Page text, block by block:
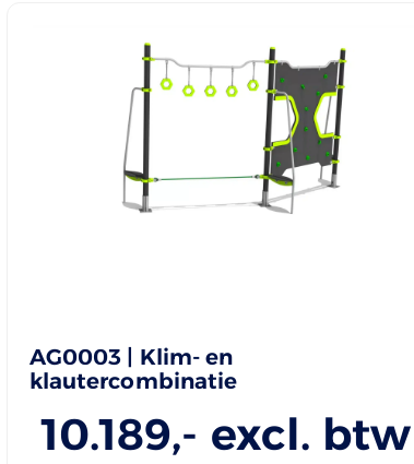
AG0003 | Klim- en
klautercombinatie
10.189,- excl. btw